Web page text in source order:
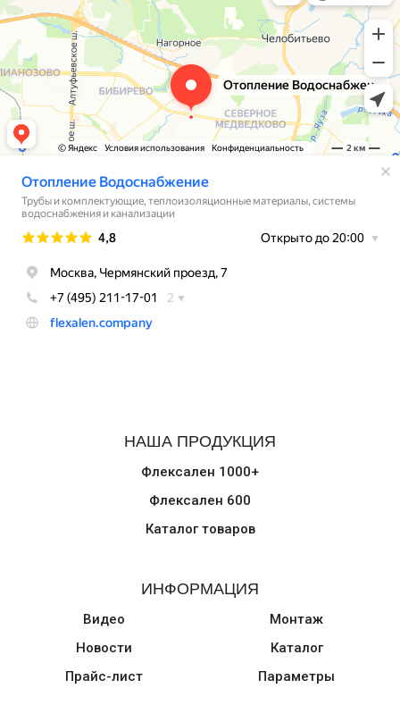
НАША ПРОДУКЦИЯ
Флексален 1000+
Флексален 600
Каталог товаров
ИНФОРМАЦИЯ
Видео
Новости
Прайс-лист
Монтаж
Каталог
Параметры